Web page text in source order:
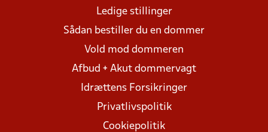
Ledige stillinger
Sådan bestiller du en dommer
Vold mod dommeren
Afbud + Akut dommervagt
Idrættens Forsikringer
Privatlivspolitik
Cookiepolitik